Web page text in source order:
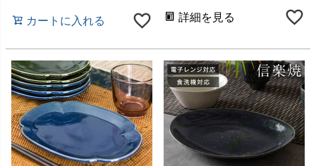
カートに入れる 詳細を見る